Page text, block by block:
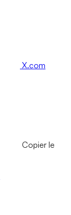
X.com
Copier le